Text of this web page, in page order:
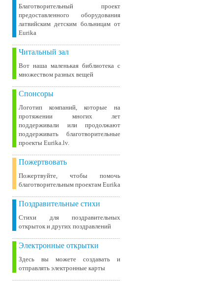
Благотворительный проект
предоставленного оборудования
латвийским детским больницам от
Eurika
Читальный зал
Вот наша маленькая библиотека c
множеством разных вещей
Спонсоры
Логотип компаний, которые на
протяжении многих лет
поддерживали или продолжают
поддерживать благотворительные
проекты Eurika.lv.
Пожертвовать
Пожертвуйте, чтобы помочь
благотворительным проектам Eurika
Поздравительные стихи
Стихи для поздравительных
открыток и других поздравлений
Электронные открытки
Здесь вы можете создавать и
отправлять электронные карты